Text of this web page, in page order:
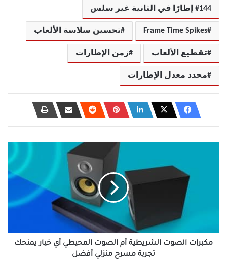
144 إطارًا في الثانية غير سلس
Frame Time Spikes تحسين سلاسة الألعاب
تقطيع الألعاب زمن الإطارات
محدد معدل الإطارات
تجربة
مكبرات الصوت الشريطية أم الصوت المحيطي أي خيار يمنحك
تجربة مسرح منزلي أفضل